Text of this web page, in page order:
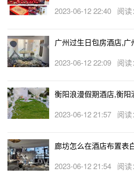
2023-06-12 22:40 阅读
广州过生日包房酒店,
2023-06-12 22:09 阅读
衡阳浪漫假期酒店,衡阳
2023-06-12 21:57 阅读
廊坊怎么在酒店布置表
2023-06-12 21:54 阅读